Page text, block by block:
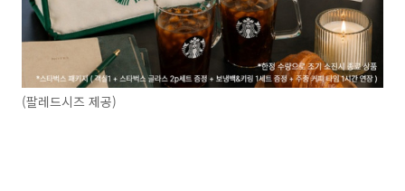
(팔레드시즈 제공)